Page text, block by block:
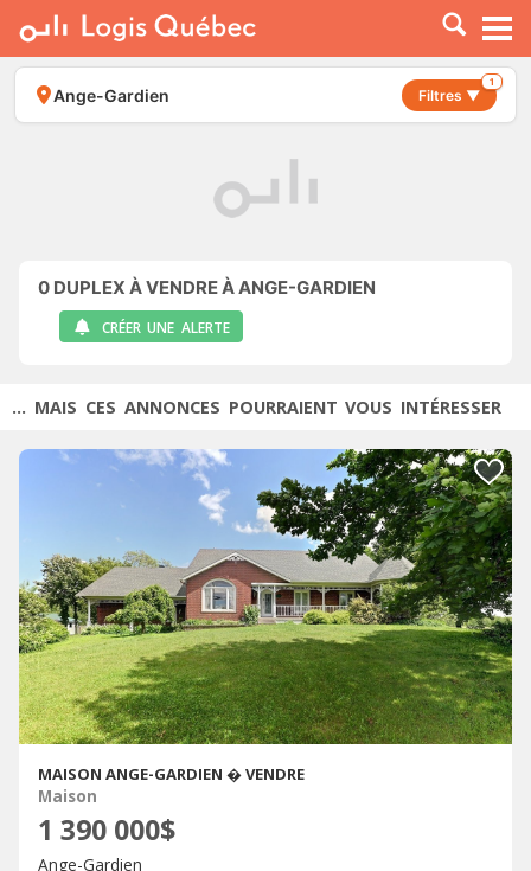
À LOUER
À VENDRE
PLACER UNE ANNONCE
Ange-Gardien Filtres ▼
1
0 DUPLEX À VENDRE À ANGE-GARDIEN
CRÉER UNE ALERTE
... MAIS CES ANNONCES POURRAIENT VOUS INTÉRESSER
MAISON ANGE-GARDIEN � VENDRE
Maison
1 390 000$
Ange-Gardien